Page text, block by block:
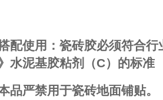
配使用：瓷砖胶必须符合行
水泥基胶粘剂（C）的标准
品严禁用于瓷砖地面铺贴。